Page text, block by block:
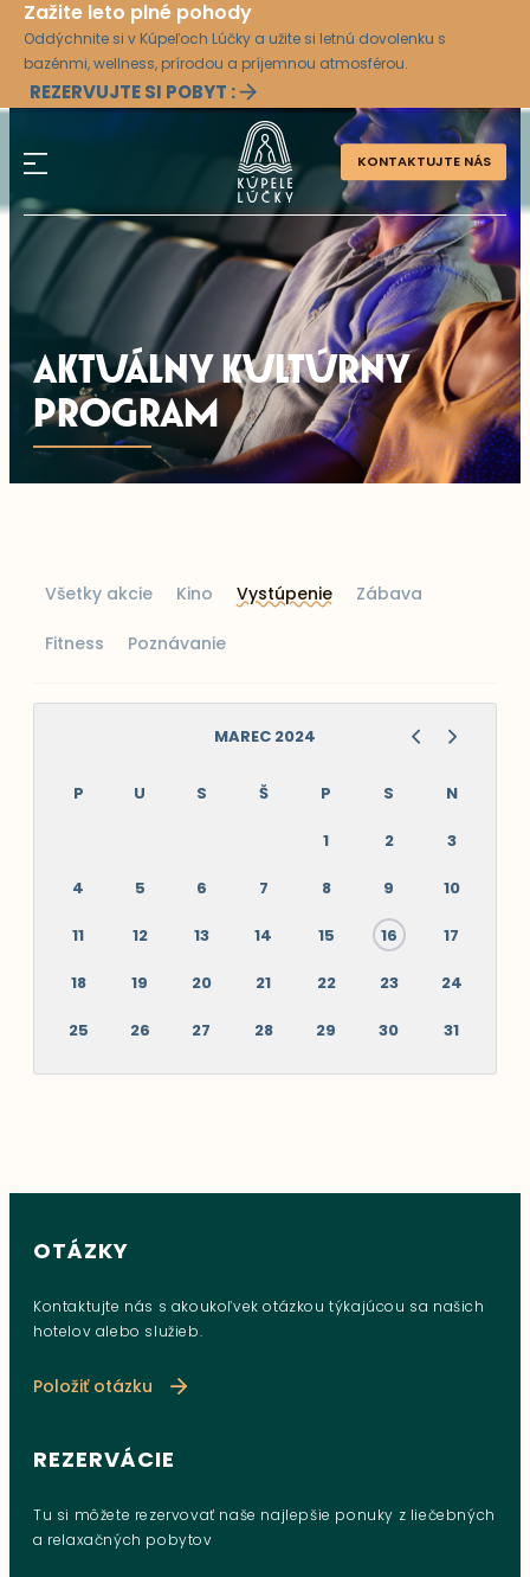
Zažite leto plné pohody
Oddýchnite si v Kúpeľoch Lúčky a užite si letnú dovolenku s
bazénmi, wellness, prírodou a príjemnou atmosférou.
REZERVUJTE SI POBYT :
KONTAKTUJTE NÁS
AKTUÁLNY KULTÚRNY
PROGRAM
Všetky akcie Kino Vystúpenie Zábava
Fitness Poznávanie
MAREC 2024
P U S Š P S N
1 2 3
4 5 6 7 8 9 10
11 12 13 14 15 16 17
18 19 20 21 22 23 24
25 26 27 28 29 30 31
OTÁZKY
Kontaktujte nás s akoukoľvek otázkou týkajúcou sa našich
hotelov alebo služieb.
Položiť otázku
REZERVÁCIE
Tu si môžete rezervovať naše najlepšie ponuky z liečebných
a relaxačných pobytov